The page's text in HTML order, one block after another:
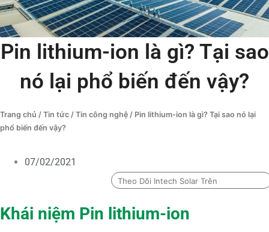
Pin lithium-ion là gì? Tại sao
nó lại phổ biến đến vậy?
Trang chủ / Tin tức / Tin công nghệ / Pin lithium-ion là gì? Tại sao nó lại
phổ biến đến vậy?
07/02/2021
Theo Dõi Intech Solar Trên
Khái niệm Pin lithium-ion